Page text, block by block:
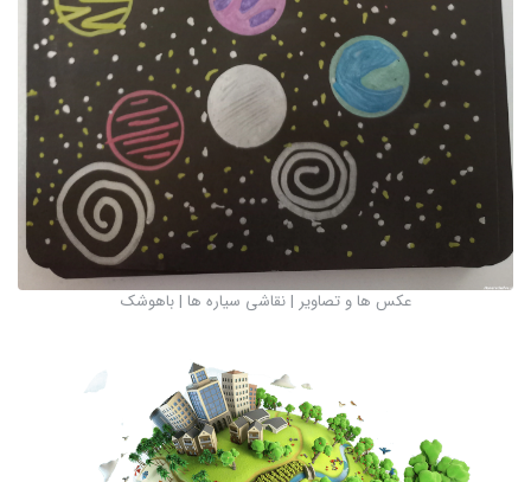
عکس ها و تصاویر | نقاشی سیاره ها | باهوشک